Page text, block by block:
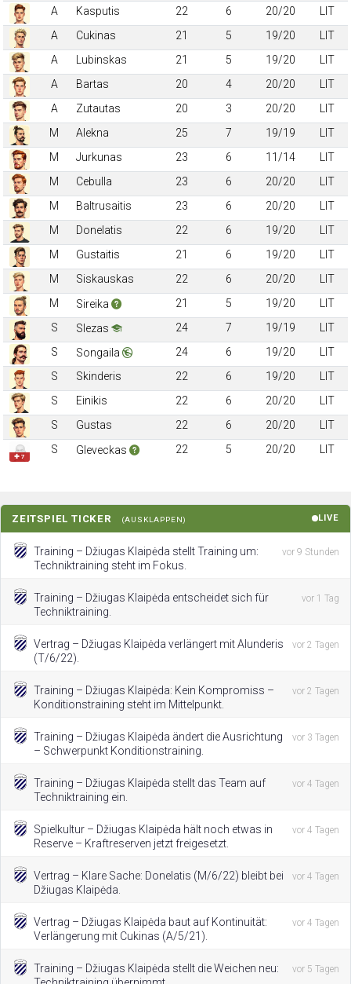
A
Kasputis 22 6 20/20
LIT
A
Cukinas 21 5 19/20
LIT
A
Lubinskas 21 5 19/20
LIT
A
Bartas 20 4 20/20
LIT
A
Zutautas 20 3 20/20
LIT
M
Alekna 25 7 19/19
LIT
M
Jurkunas 23 6 11/14
LIT
M
Cebulla 23 6 20/20
LIT
M
Baltrusaitis 23 6 20/20
LIT
M
Donelatis 22 6 19/20
LIT
M
Gustaitis 21 6 19/20
LIT
M
Siskauskas 22 6 20/20
LIT
M
Sireika 21 5 19/20
LIT
S
Slezas 24 7 19/19
LIT
S
Songaila 24 6 19/20
LIT
S
Skinderis 22 6 19/20
LIT
S
Einikis 22 6 20/20
LIT
S
Gustas 22 6 20/20 LIT
✚ 7
S Gleveckas 22 5 20/20 LIT
ZEITSPIEL TICKER (AUSKLAPPEN) LIVE
Training – Džiugas Klaipėda stellt Training um:
Techniktraining steht im Fokus.
vor 9 Stunden
Training – Džiugas Klaipėda entscheidet sich für
Techniktraining.
vor 1 Tag
Vertrag – Džiugas Klaipėda verlängert mit Alunderis
(T/6/22).
vor 2 Tagen
Training – Džiugas Klaipėda: Kein Kompromiss –
Konditionstraining steht im Mittelpunkt.
vor 2 Tagen
Training – Džiugas Klaipėda ändert die Ausrichtung
– Schwerpunkt Konditionstraining.
vor 3 Tagen
Training – Džiugas Klaipėda stellt das Team auf
Techniktraining ein.
vor 4 Tagen
Spielkultur – Džiugas Klaipėda hält noch etwas in
Reserve – Kraftreserven jetzt freigesetzt.
vor 4 Tagen
Vertrag – Klare Sache: Donelatis (M/6/22) bleibt bei
Džiugas Klaipėda.
vor 4 Tagen
Vertrag – Džiugas Klaipėda baut auf Kontinuität:
Verlängerung mit Cukinas (A/5/21).
vor 4 Tagen
Training – Džiugas Klaipėda stellt die Weichen neu:
vor 5 Tagen